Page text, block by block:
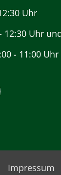
Uhr
12:30 Uhr
- 11:00 Uhr
Impressum